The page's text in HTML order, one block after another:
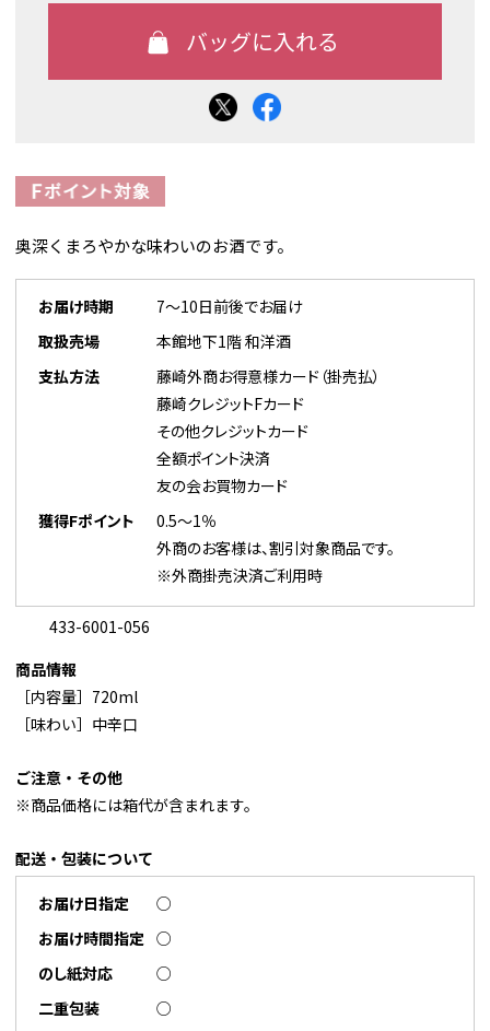
奥深くまろやかな味わいのお酒です。
お届け時期
7～10日前後でお届け
取扱売場
本館地下1階 和洋酒
支払方法
藤崎外商お得意様カード（掛売払）
藤崎クレジットFカード
その他クレジットカード
全額ポイント決済
友の会お買物カード
獲得Fポイント
0.5～1％
外商のお客様は、割引対象商品です。
※外商掛売決済ご利用時
433-6001-056
商品情報
［内容量］720ml
［味わい］中辛口
ご注意・その他
※商品価格には箱代が含まれます。
配送・包装について
お届け日指定
○
お届け時間指定 ○
のし紙対応
○
二重包装
○